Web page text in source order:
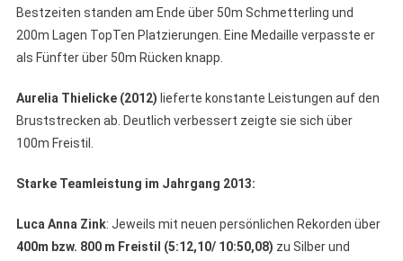
Bestzeiten standen am Ende über 50m Schmetterling und
200m Lagen TopTen Platzierungen. Eine Medaille verpasste er
als Fünfter über 50m Rücken knapp.
Aurelia Thielicke (2012) lieferte konstante Leistungen auf den
Bruststrecken ab. Deutlich verbessert zeigte sie sich über
100m Freistil.
Starke Teamleistung im Jahrgang 2013:
Luca Anna Zink: Jeweils mit neuen persönlichen Rekorden über
400m bzw. 800m Freistil (5:12,10/ 10:50,08) zu Silber und